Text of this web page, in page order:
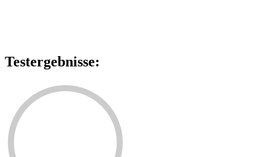
Testergebnisse: